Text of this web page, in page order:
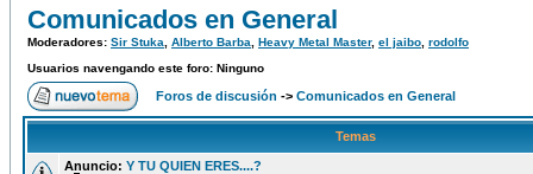
Comunicados en General
Moderadores: Sir Stuka Alberto Barba Heavy Metal Master, el jaibo rodolfo
Usuarios navengando este foro: Ninguno
Foros de discusión -> Comunicados en General
Temas
Anuncio: Y TU QUIEN ERES....?